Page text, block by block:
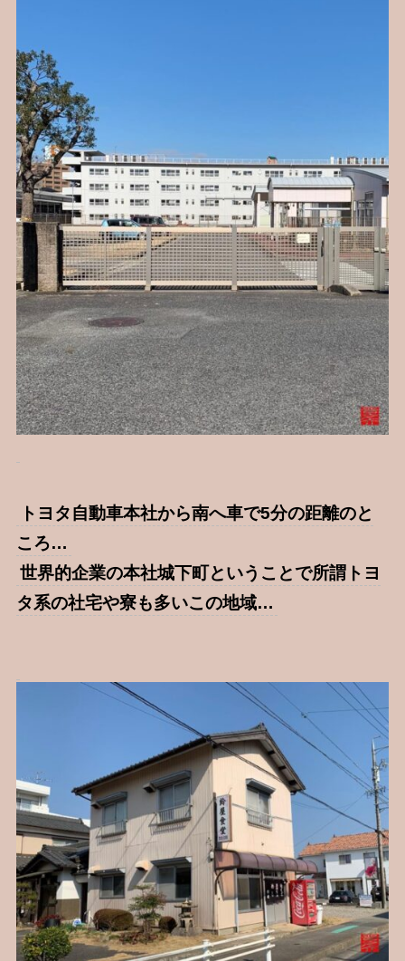
トヨタ自動車本社から南へ車で5分の距離のと
ころ…
世界的企業の本社城下町ということで所謂トヨ
タ系の社宅や寮も多いこの地域…